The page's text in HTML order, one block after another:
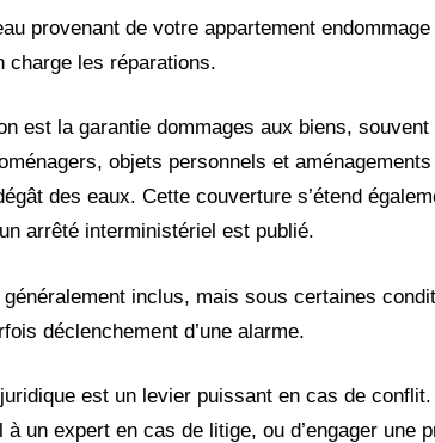
provenant de votre appartement
charge les réparations.
est la garantie dommages aux biens,
objets personnels et
des eaux. Cette couverture s’étend
arrêté interministériel est publié.
inclus, mais sous certaines
déclenchement d’une alarme.
est un levier puissant en cas de
un expert en cas de litige, ou d’engager une